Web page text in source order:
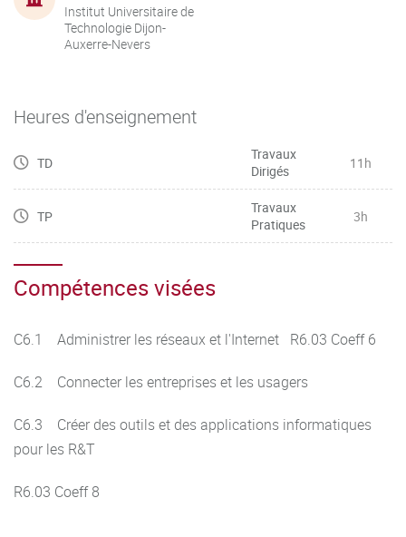
Institut Universitaire de
Technologie Dijon-
Auxerre-Nevers
Heures d'enseignement
TD
Travaux
Dirigés
11h
TP
Travaux
Pratiques
3h
Compétences visées
C6.1 Administrer les réseaux et l'Internet R6.03 Coeff 6
C6.2 Connecter les entreprises et les usagers
C6.3 Créer des outils et des applications informatiques
pour les R&T
R6.03 Coeff 8